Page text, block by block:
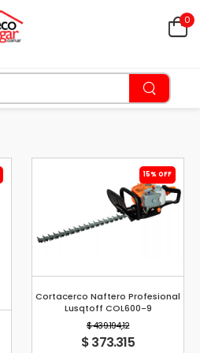
0
15% OFF
Cortacerco Naftero Profesional
Lusqtoff COL600-9
$ 439.194,12
$ 373.315